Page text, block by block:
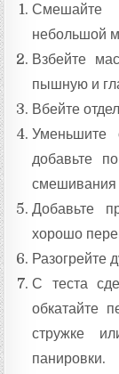
Смешайте
небольшой
Взбейте
пышную и
Вбейте
Уменьшите
добавьте
смешивания
Добавьте
хорошо
Разогрейте
С теста
обкатайте
стружке
панировки.